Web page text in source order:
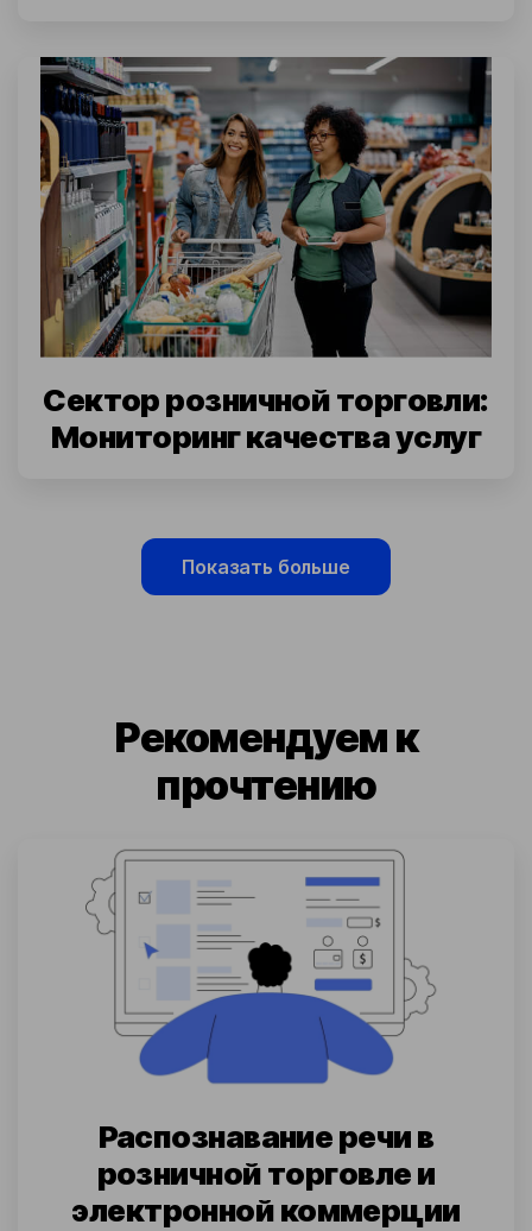
Сектор розничной торговли:
Мониторинг качества услуг
Показать больше
Рекомендуем к
прочтению
Распознавание речи в
розничной торговле и
электронной коммерции